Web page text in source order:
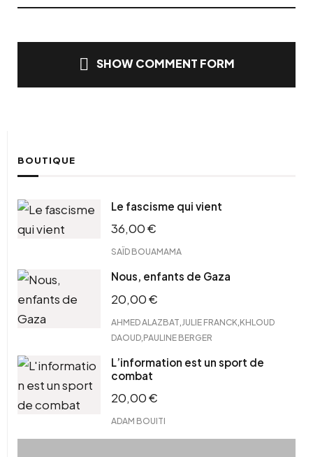
SHOW COMMENT FORM
BOUTIQUE
Le fascisme qui vient
36,00€
SAÏD BOUAMAMA
Nous, enfants de Gaza
20,00€
AHMED ALAZBAT JULIE FRANCK KHLOUD
DAOUD PAULINE BERGER
L’information est un sport de
combat
20,00€
ADAM BOUITI